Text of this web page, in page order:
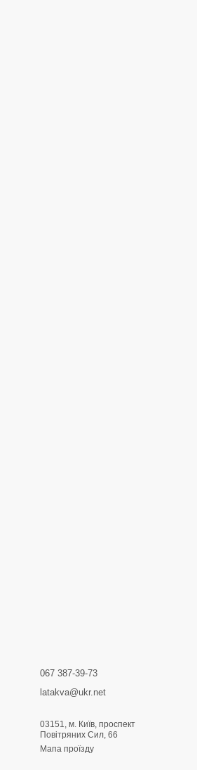
067 387-39-73
latakva@ukr.net
03151, м. Київ, проспект
Повітряних Сил, 66
Мапа проїзду